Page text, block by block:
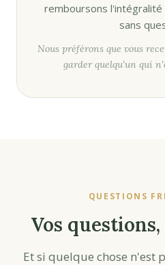
remboursons
sans
Nous préférons que vous
garder quelqu'un qui
QUESTIONS
Vos questions,
Et si quelque chose n'est